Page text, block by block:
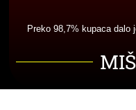
Preko 98,7% kupaca dalo